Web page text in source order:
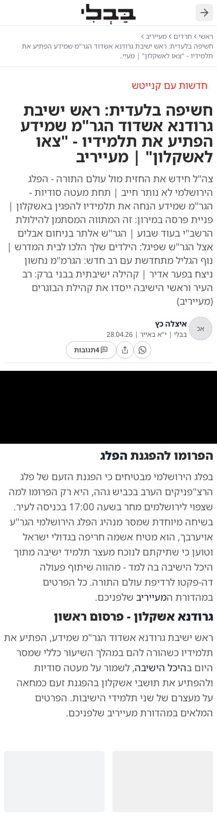
חזרה
ראשי חרדים
מעייריב
חשיפה בלעדית: ראש ישיבת גרודנא אשדוד הגר"מ שמידע הפתיע את
תלמידיו - "צאו לאשקלון" | מעיי..
חדשות עם קנייטש
חשיפה בלעדית: ראש ישיבת
גרודנא אשדוד הגר"מ שמידע
הפתיע את תלמידיו - "צאו
לאשקלון" | מעייריב
צה"ל חידש את החזית מול עולם התורה - הפלג
הירושלמי לא נותר חייב | תחת מעטה סודיות -
הגר"מ שמידע הנחה את תלמידיו להפגין באשקלון |
פניית פרסה במירון: זה המתווה המסתמן להילולת
הרשב"י בעוד שבוע | הגר"ש אלתר בניחום אבלים
אצל הגר"ש שפיגל: הילדים שלך הלכו לבית המדרש |
נוף הגליל מתחדשת עם רב חדש: הגרמ"מ נחשון
ניצח בפער אדיר | קהילה ישיבתית בבני ברק: רב
העיר וראשי הישיבה ייסדו את קהילת הבוגרים
(מעייריב)
אכ איצלה כץ
בבלי | י"א באייר |
28.04.26
4תגובות
בתוכנית המלאה|צילום:
הפרומו להפגנת הפלג
בפלג הירושלמי מבטיחים כי הפגנת הזעם של פלג
הרצ"פניקים הערב בכביש גהה, היא רק הפרומו למה
שצפוי לירושלמים מחר בשעה 17:00 בכניסה לעיר.
בשיחה מיוחדת שמסר מנהיג הפלג הירושלמי הגר"ע
אויערבך, הוא מטיח אשמה חריפה בגדולי ישראל
וטוען כי שתיקתם לנוכח מעצר תלמיד ישיבה מתוך
היכל הישיבה בה למד - מהווה שיתוף פעולה
דה-פקטו לרדיפת עולם התורה. כל הפרטים
במהדורת המעייריב שלפניכם.
גרודנאאשקלון - פרסום ראשון
ראש ישיבת גרודנא אשדוד הגר"מ שמידע, הפתיע את
תלמידיו כשהורה להם במהלך השיעור כללי שמסר
היום בהיכל הישיבה, לשמור על מעטה סודיות
ולהפתיע את תושבי אשקלון בהפגנת זעם כמחאה
על מעצרם של שני תלמידי הישיבות. הפרטים
המלאים במהדורת מעייריב שלפניכם.